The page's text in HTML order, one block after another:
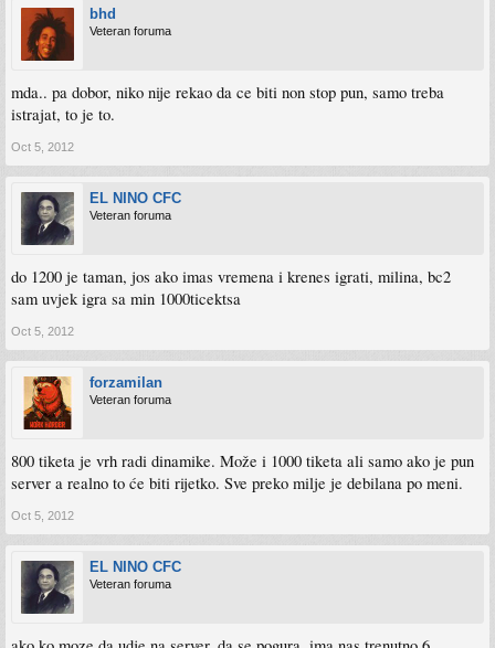
bhd
Veteran foruma
mda.. pa dobor, niko nije rekao da ce biti non stop pun, samo treba
istrajat, to je to.
Oct 5, 2012
EL NINO CFC
Veteran foruma
do 1200 je taman, jos ako imas vremena i krenes igrati, milina, bc2
sam uvjek igra sa min 1000ticektsa
Oct 5, 2012
forzamilan
Veteran foruma
800 tiketa je vrh radi dinamike. Može i 1000 tiketa ali samo ako je pun
server a realno to će biti rijetko. Sve preko milje je debilana po meni.
Oct 5, 2012
EL NINO CFC
Veteran foruma